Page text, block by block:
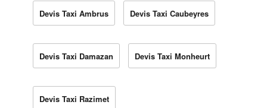
Devis Taxi Ambrus Devis Taxi Caubeyres
Devis Taxi Damazan Devis Taxi Monheurt
Devis Taxi Razimet